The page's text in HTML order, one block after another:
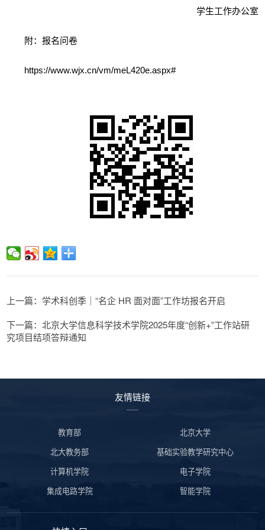
学生工作办公室
附：报名问卷
https://www.wjx.cn/vm/meL420e.aspx#
上一篇：学术科创季｜“名企 HR 面对面”工作坊报名开启
下一篇：北京大学信息科学技术学院2025年度“创新+”工作站研
究项目结项答辩通知
友情链接
教育部
北京大学
北大教务部
基础实验教学研究中心
计算机学院
电子学院
集成电路学院
智能学院